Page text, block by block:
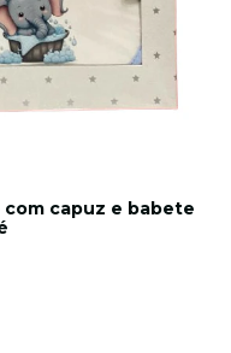
capuz e babete